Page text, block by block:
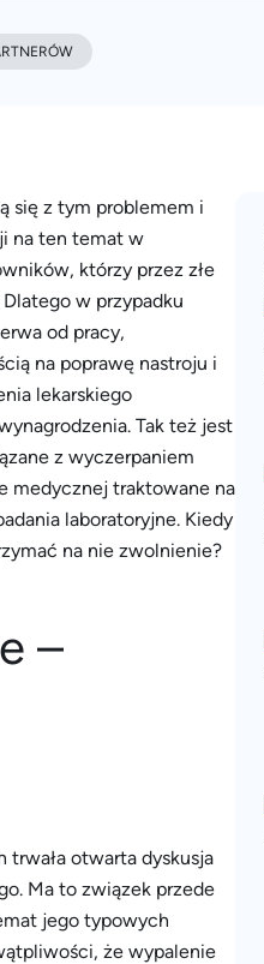
się z tym problemem i
na ten temat w
którzy przez złe
w przypadku
od pracy,
na poprawę nastroju i
lekarskiego
Tak też jest
z wyczerpaniem
medycznej traktowane na
laboratoryjne. Kiedy
na nie zwolnienie?
–
otwarta dyskusja
Ma to związek przede
jego typowych
że wypalenie